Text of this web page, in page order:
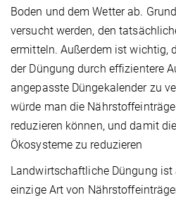
Boden und dem Wetter ab.
versucht werden, den
ermitteln. Außerdem ist wichtig,
der Düngung durch effizientere
angepasste Düngekalender zu
würde man die
reduzieren können, und damit
Ökosysteme zu reduzieren
Landwirtschaftliche Düngung
einzige Art von